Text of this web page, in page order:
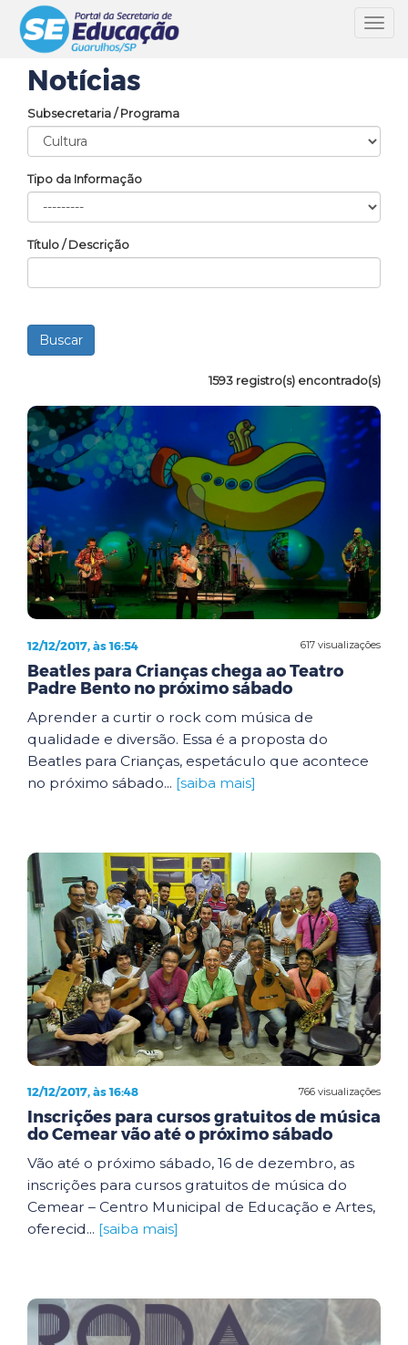
Notícias
Subsecretaria / Programa
Tipo da Informação
Título / Descrição
1593 registro(s) encontrado(s)
617 visualizações
12/12/2017, às 16:54
Beatles para Crianças chega ao Teatro
Padre Bento no próximo sábado
Aprender a curtir o rock com música de
qualidade e diversão. Essa é a proposta do
Beatles para Crianças, espetáculo que acontece
no próximo sábado... [saiba mais]
766 visualizações
12/12/2017, às 16:48
Inscrições para cursos gratuitos de música
do Cemear vão até o próximo sábado
Vão até o próximo sábado, 16 de dezembro, as
inscrições para cursos gratuitos de música do
Cemear – Centro Municipal de Educação e Artes,
oferecid... [saiba mais]